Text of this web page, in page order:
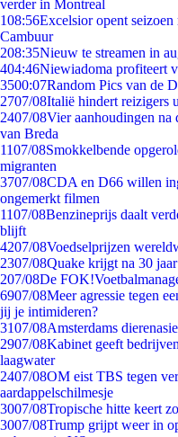
verder in Montreal
108:56Excelsior opent
Cambuur
208:35Nieuw te streamen in
404:46Niewiadoma profiteert
3500:07Random Pics van de
2707/08Italië hindert reizigers
2407/08Vier aanhoudingen na
van Breda
1107/08Smokkelbende
migranten
3707/08CDA en D66 willen
ongemerkt filmen
1107/08Benzineprijs daalt
blijft
4207/08Voedselprijzen
2307/08Quake krijgt na 30
207/08De
6907/08Meer agressie tegen
jij je intimideren?
3107/08Amsterdams
2907/08Kabinet geeft
laagwater
2407/08OM eist TBS tegen
aardappelschilmesje
3007/08Tropische hitte keert
3007/08Trump grijpt weer in